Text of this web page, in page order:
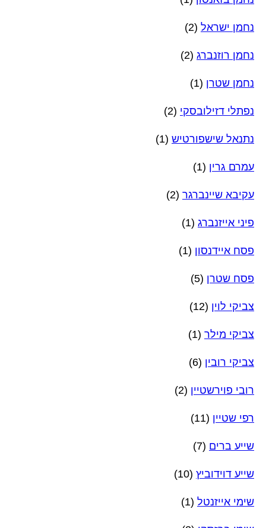
נחמן ישראל (2)
נחמן רוזנברג (2)
נחמן שטרן (1)
נפתלי דזילובסקי (2)
נתנאל שישפורטיש (1)
עמרם גרין (1)
עקיבא שיינברגר (2)
פיני אייזנברג (1)
פסח איידנסון (1)
פסח שטרן (5)
צביקי לוין (12)
צביקי מילר (1)
צביקי רובין (6)
רובי פוירשטיין (2)
רפי שטיין (11)
שייע ברים (7)
שייע דוידוביץ (10)
שימי אייזנטל (1)